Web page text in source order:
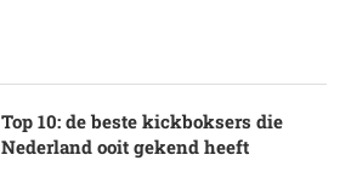
Top 10: de beste kickboksers die
Nederland ooit gekend heeft